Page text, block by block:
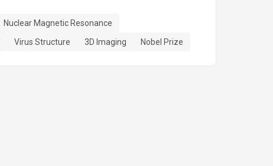
Nuclear Magnetic Resonance
Virus Structure 3D Imaging Nobel Prize